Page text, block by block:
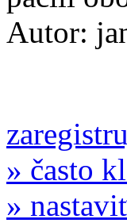
Autor:
» často
»